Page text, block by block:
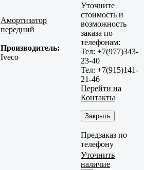
Амортизатор
передний
Производитель:
Iveco
Уточните
стоимость и
возможность
заказа по
телефонам:
Тел: +7(977)343-
23-40
Тел: +7(915)141-
21-46
Перейти на
Контакты
Закрыть
Предзаказ по
телефону
Уточнить
наличие